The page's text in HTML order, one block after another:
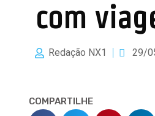
com
Redação NX1 29/
COMPARTILHE